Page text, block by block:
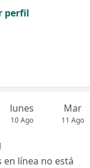
perfil
lunes
10 Ago
Mar
11 Ago
en línea no está